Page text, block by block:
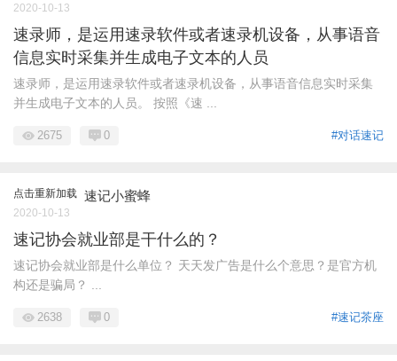
2020-10-13
速录师，是运用速录软件或者速录机设备，从事语音
信息实时采集并生成电子文本的人员
速录师，是运用速录软件或者速录机设备，从事语音信息实时采集
并生成电子文本的人员。 按照《速 ...
#对话速记
2675 0
点击重新加载 速记小蜜蜂
2020-10-13
速记协会就业部是干什么的？
速记协会就业部是什么单位？ 天天发广告是什么个意思？是官方机
构还是骗局？ ...
#速记茶座
2638 0